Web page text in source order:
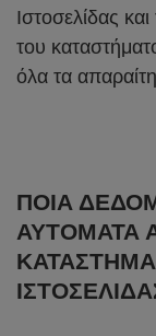
Ιστοσελίδας
του
όλα τα
ΠΟΙΑ
ΑΥΤΌΜΑΤΑ